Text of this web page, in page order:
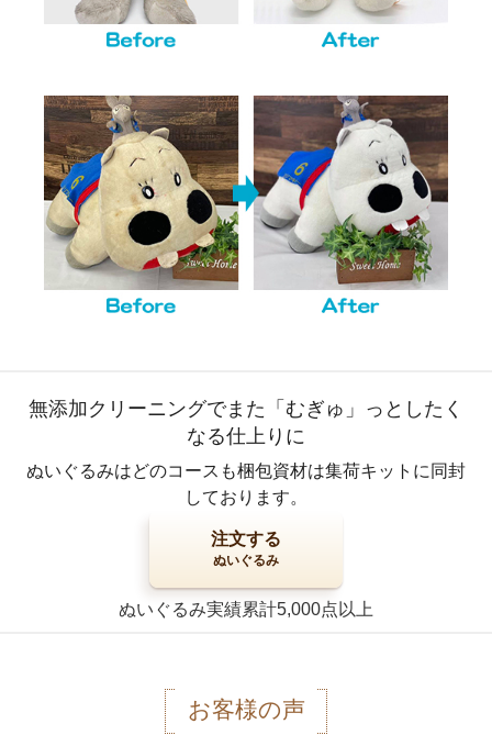
無添加クリーニングでまた「むぎゅ」っとしたく
なる仕上りに
ぬいぐるみはどのコースも梱包資材は集荷キットに同封
しております。
注文する
ぬいぐるみ
ぬいぐるみ実績累計5,000点以上
お客様の声